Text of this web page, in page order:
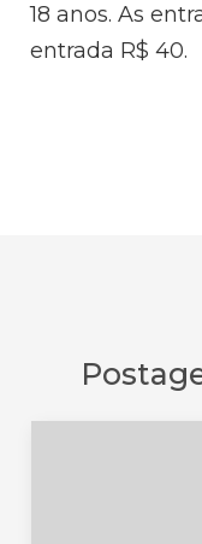
18 anos. As
entrada R$ 40.